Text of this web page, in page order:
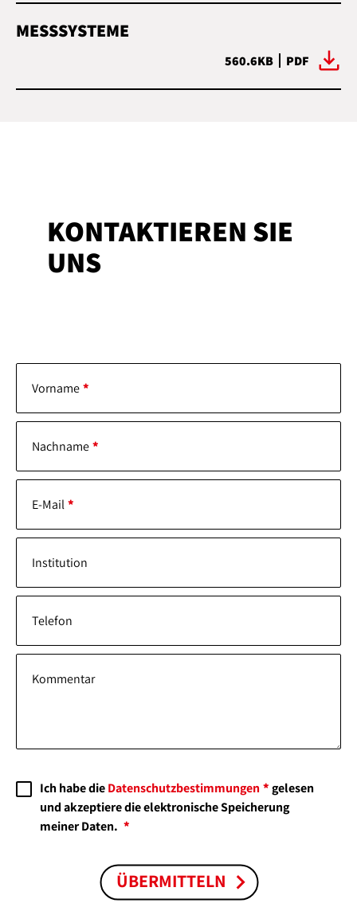
MESSSYSTEME
560.6KB PDF
KONTAKTIEREN SIE
UNS
Vorname
Nachname
E-Mail
Institution
Telefon
Kommentar
Ich habe dieDatenschutz­bestimmungen
gelesen
und akzeptiere die elektronische Speicherung
meiner Daten.
ÜBERMITTELN